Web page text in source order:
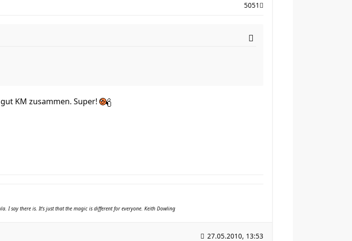
5051
KM zusammen. Super!
I say there is. It's just that the magic is different for everyone. Keith Dowling
27.05.2010, 13:53